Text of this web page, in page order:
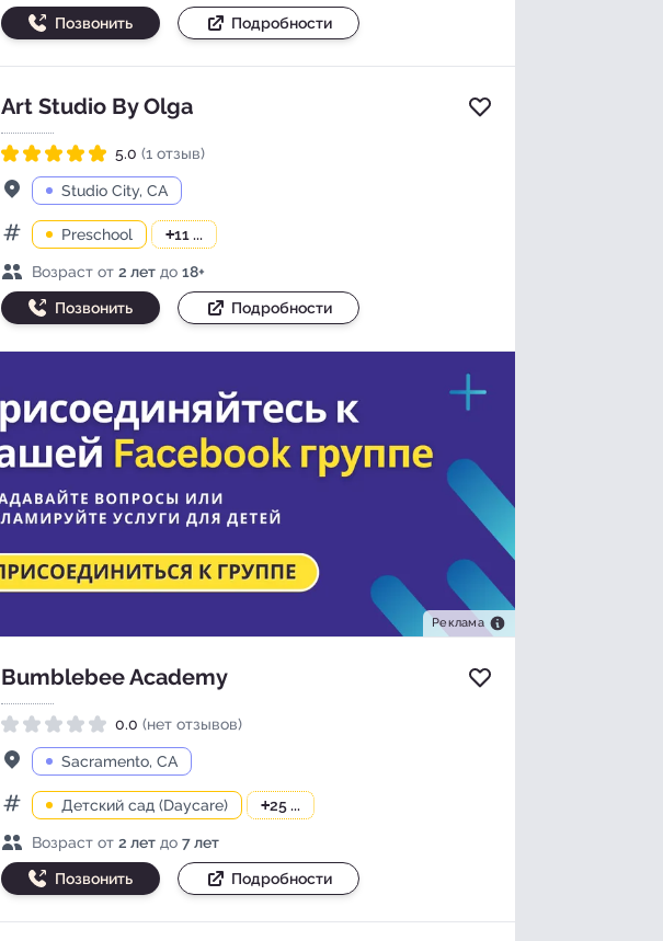
Позвонить Подробности
Art Studio By Olga Добавить в избранное
5.0 (1 отзыв)
Адрес
Studio City, CA
КатегорииPreschool +11 ...
Возраст детей
Возраст от 2 лет до 18+
Позвонить Подробности
Реклама
Bumblebee Academy Добавить в избранное
0.0 (нет отзывов)
Адрес
Sacramento, CA
КатегорииДетский сад (Daycare) +25 ...
Возраст детей
Возраст от 2 лет до 7 лет
Позвонить Подробности